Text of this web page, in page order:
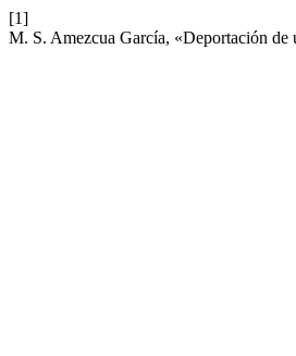
[1]
M. S. Amezcua García, «Deportación